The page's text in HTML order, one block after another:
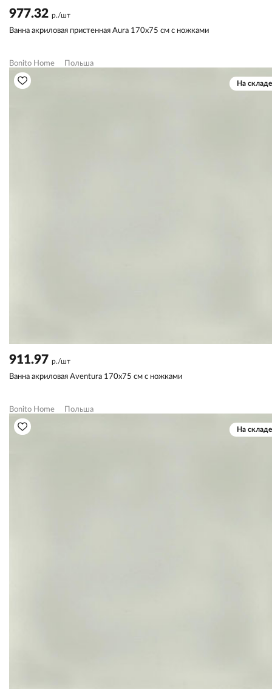
977.32 р./шт
Ванна акриловая пристенная Aura 170х75 см с ножками
Bonito Home Польша
На складе
911.97 р./шт
Ванна акриловая Aventura 170х75 см с ножками
Bonito Home Польша
На складе